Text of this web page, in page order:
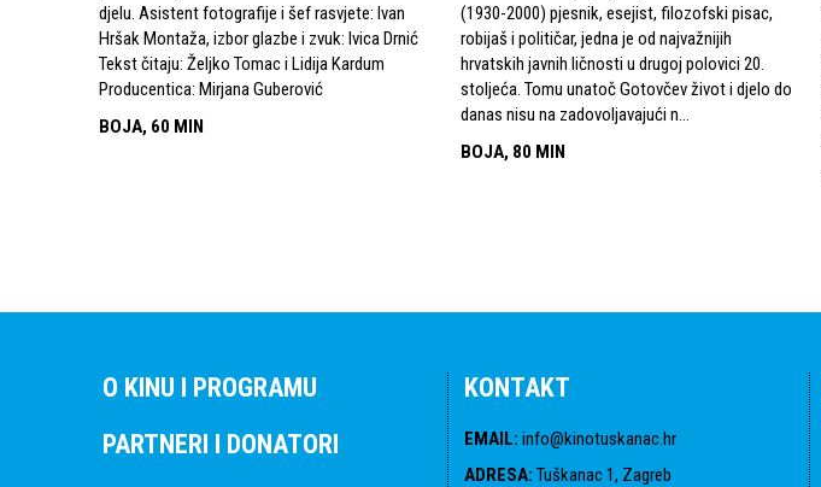
djelu. Asistent fotografije i šef rasvjete: Ivan
Hršak Montaža, izbor glazbe i zvuk: Ivica Drnić
Tekst čitaju: Željko Tomac i Lidija Kardum
Producentica: Mirjana Guberović
BOJA, 60 MIN
(1930-2000) pjesnik, esejist, filozofski pisac,
robijaš i političar, jedna je od najvažnijih
hrvatskih javnih ličnosti u drugoj polovici 20.
stoljeća. Tomu unatoč Gotovčev život i djelo do
danas nisu na zadovoljavajući n...
BOJA, 80 MIN
O KINU I PROGRAMU
PARTNERI I DONATORI
KONTAKT
EMAIL: info@kinotuskanac.hr
ADRESA: Tuškanac 1, Zagreb